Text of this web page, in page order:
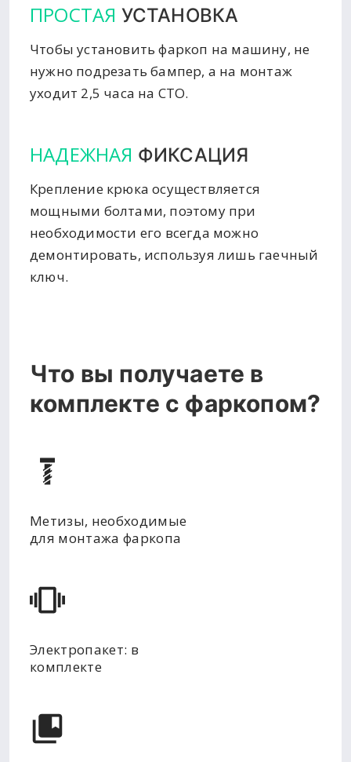
ПРОСТАЯ УСТАНОВКА
Чтобы установить фаркоп на машину, не
нужно подрезать бампер, а на монтаж
уходит 2,5 часа на СТО.
НАДЕЖНАЯ ФИКСАЦИЯ
Крепление крюка осуществляется
мощными болтами, поэтому при
необходимости его всегда можно
демонтировать, используя лишь гаечный
ключ.
Что вы получаете в
комплекте с фаркопом?
Метизы, необходимые
для монтажа фаркопа
Электропакет: в
комплекте